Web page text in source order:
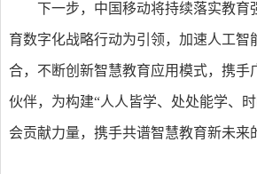
下一步，中国移动将持续落实教育
育数字化战略行动为引领，加速人工智
合，不断创新智慧教育应用模式，携手
伙伴，为构建“人人皆学、处处能学、
会贡献力量，携手共谱智慧教育新未来